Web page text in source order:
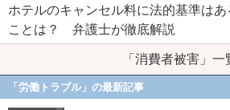
ホテルのキャンセル料に法的基準は
ことは？ 弁護士が徹底解説
「消費者被害」一
「労働トラブル」の最新記事